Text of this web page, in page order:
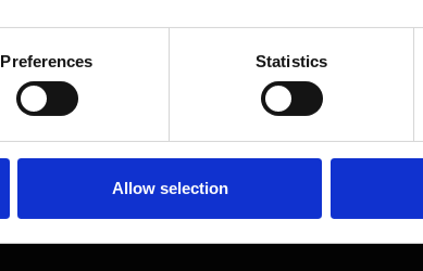
Preferences Statistics
Allow selection
ÖPPETTIDER & MENYER